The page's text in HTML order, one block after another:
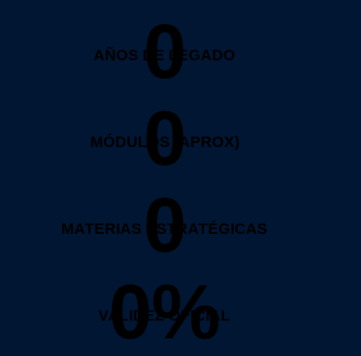
0
AÑOS DE LEGADO
0
MÓDULOS (APROX)
0
MATERIAS ESTRATÉGICAS
0%
VALIDEZ OFICIAL